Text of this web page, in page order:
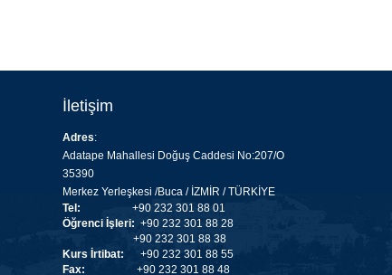
İletişim
Adres:
Adatape Mahallesi Doğuş Caddesi No:207/O
35390
Merkez Yerleşkesi /Buca / İZMİR / TÜRKİYE
Tel:
+90 232 301 88 01
Öğrenci İşleri: +90 232 301 88 28
+90 232 301 88 38
Kurs İrtibat:
+90 232 301 88 55
Fax:
+90 232 301 88 48